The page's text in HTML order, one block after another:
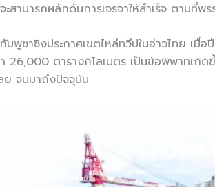
สามารถผลักดันการเจรจาให้สำเร็จ ตามที่พ
าชิงประกาศเขตไหล่ทวีปในอ่าวไทย เมื่อ
26,000 ตารางกิโลเมตร เป็นข้อพิพาทเกิ
ลย จนมาถึงปัจจุบัน